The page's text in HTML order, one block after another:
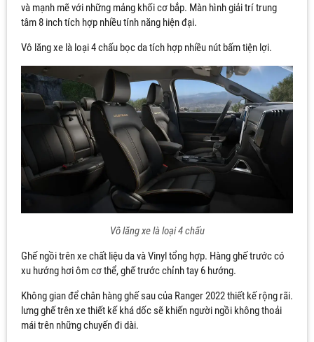
và mạnh mẽ với những mảng khối cơ bắp. Màn hình giải trí trung
tâm 8 inch tích hợp nhiều tính năng hiện đại.
Vô lăng xe là loại 4 chấu bọc da tích hợp nhiều nút bấm tiện lợi.
Vô lăng xe là loại 4 chấu
Ghế ngồi trên xe chất liệu da và Vinyl tổng hợp. Hàng ghế trước có
xu hướng hơi ôm cơ thể, ghế trước chỉnh tay 6 hướng.
Không gian để chân hàng ghế sau của Ranger 2022 thiết kế rộng rãi.
lưng ghế trên xe thiết kế khá dốc sẽ khiến người ngồi không thoải
mái trên những chuyến đi dài.